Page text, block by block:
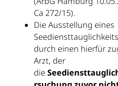
Ca 272/15).
Die Ausstellung eines
durch einen hierfür
Arzt, der
die